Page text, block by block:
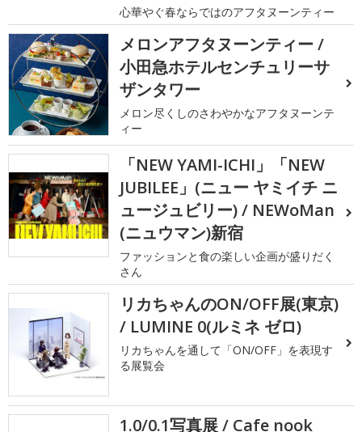
心華やぐ春ならではのアフタヌーンティー
メロンアフタヌーンティー /
小田急ホテルセンチュリーサ
ザンタワー
メロン尽くしのさわやかなアフタヌーンテ
ィー
「NEW YAMI-ICHI」「NEW
JUBILEE」(ニュー ヤミイチ ニ
ュージュビリー) / NEWoMan
(ニュウマン)新宿
ファッションと食の楽しい企画が盛りだく
さん
リカちゃんのON/OFF展(東京)
/ LUMINE 0(ルミネ ゼロ)
リカちゃんを通して「ON/OFF」を表現す
る展覧会
1.0/0.1写真展 / Cafe nook